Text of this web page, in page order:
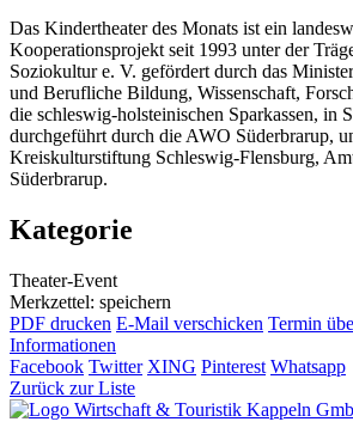
Das Kindertheater des Monats ist ein
Kooperationsprojekt seit 1993 unter der
Soziokultur e. V. gefördert durch das
und Berufliche Bildung, Wissenschaft,
die schleswig-holsteinischen Sparkassen, in
durchgeführt durch die AWO Süderbrarup,
Kreiskulturstiftung Schleswig-Flensburg,
Süderbrarup.
Kategorie
Theater-Event
Merkzettel: speichern
PDF drucken E-Mail verschicken Termin
Informationen
Facebook Twitter XING Pinterest Whatsapp
Zurück zur Liste